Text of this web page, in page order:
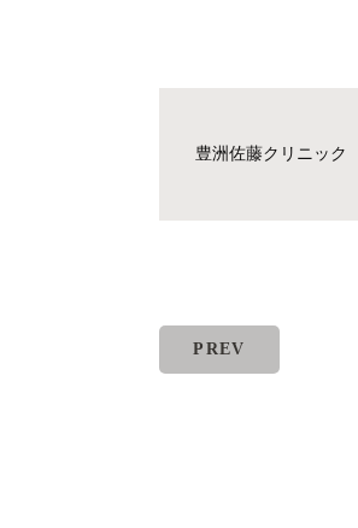
豊洲佐藤クリニック
PREV